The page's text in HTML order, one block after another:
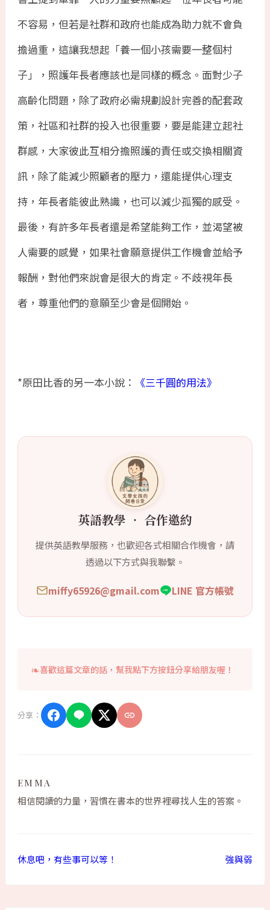
不容易，但若是社群和政府也能成為助力就不會負
擔過重，這讓我想起「養一個小孩需要一整個村
子」，照護年長者應該也是同樣的概念。面對少子
高齡化問題，除了政府必需規劃設計完善的配套政
策，社區和社群的投入也很重要，要是能建立起社
群感，大家彼此互相分擔照護的責任或交換相關資
訊，除了能減少照顧者的壓力，還能提供心理支
持，年長者能彼此熟識，也可以減少孤獨的感受。
最後，有許多年長者還是希望能夠工作，並渴望被
人需要的感覺，如果社會願意提供工作機會並給予
報酬，對他們來說會是很大的肯定。不歧視年長
者，尊重他們的意願至少會是個開始。
*原田比香的另一本小說： 《三千圓的用法》
英語教學 ‧ 合作邀約
提供英語教學服務，也歡迎各式相關合作機會，請
透過以下方式與我聯繫。
miffy65926@gmail.com LINE 官方帳號
喜歡這篇文章的話，幫我點下方按鈕分享給朋友喔！
分享：
EMMA
相信閱讀的力量，習慣在書本的世界裡尋找人生的答案。
休息吧，有些事可以等！ 強與弱